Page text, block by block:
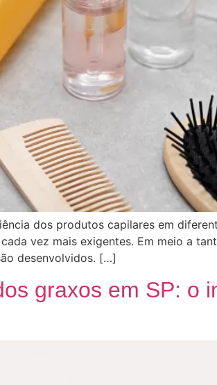
dos produtos capilares em
vez mais exigentes. Em meio a
desenvolvidos. […]
graxos em SP: o